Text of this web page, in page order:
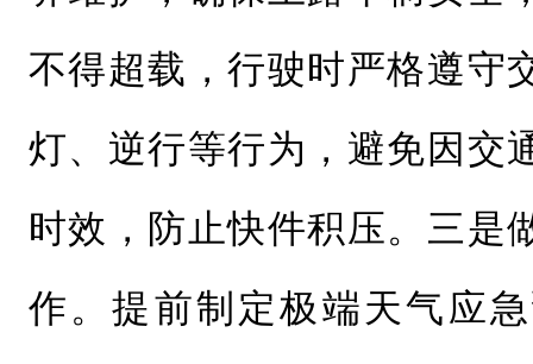
不得超载，行驶时严格遵守
灯、逆行等行为，避免因交
时效，防止快件积压。三是
作。提前制定极端天气应